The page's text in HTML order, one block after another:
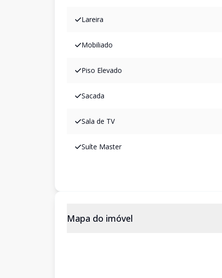
Lareira
Mobiliado
Piso Elevado
Sacada
Sala de TV
Suíte Master
Mapa do imóvel